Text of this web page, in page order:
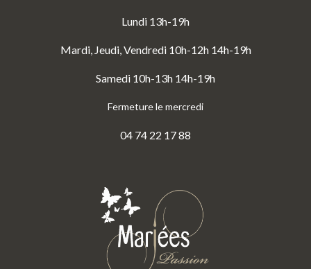
Lundi 13h-19h
Mardi, Jeudi, Vendredi 10h-12h 14h-19h
Samedi 10h-13h 14h-19h
Fermeture le mercredi
04 74 22 17 88